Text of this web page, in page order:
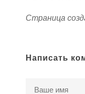
Страница
Написать